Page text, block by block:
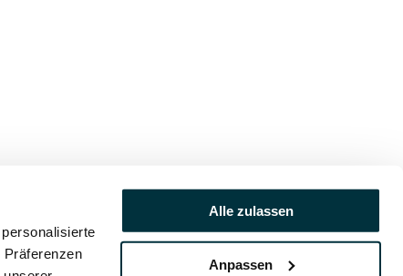
Präferenzen
Alle zulassen
Anpassen